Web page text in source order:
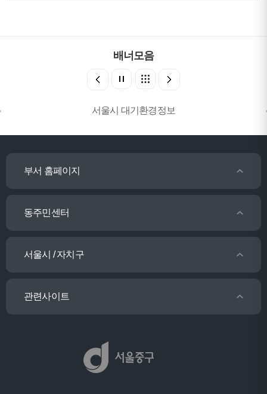
배너모음
서울시 대기환경정보
부서 홈페이지
동주민센터
서울시 / 자치구
관련사이트